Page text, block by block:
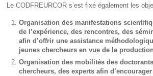
Le CODFREURCOR s’est fixé également les
Organisation des manifestations
de l’expérience, des rencontres, des
afin d’offrir une assistance
jeunes chercheurs en vue de la
Organisation des mobilités des
chercheurs, des experts afin